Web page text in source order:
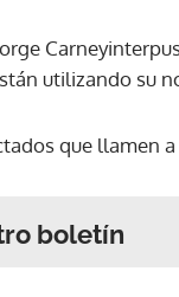
utilizando su
que llamen
boletín